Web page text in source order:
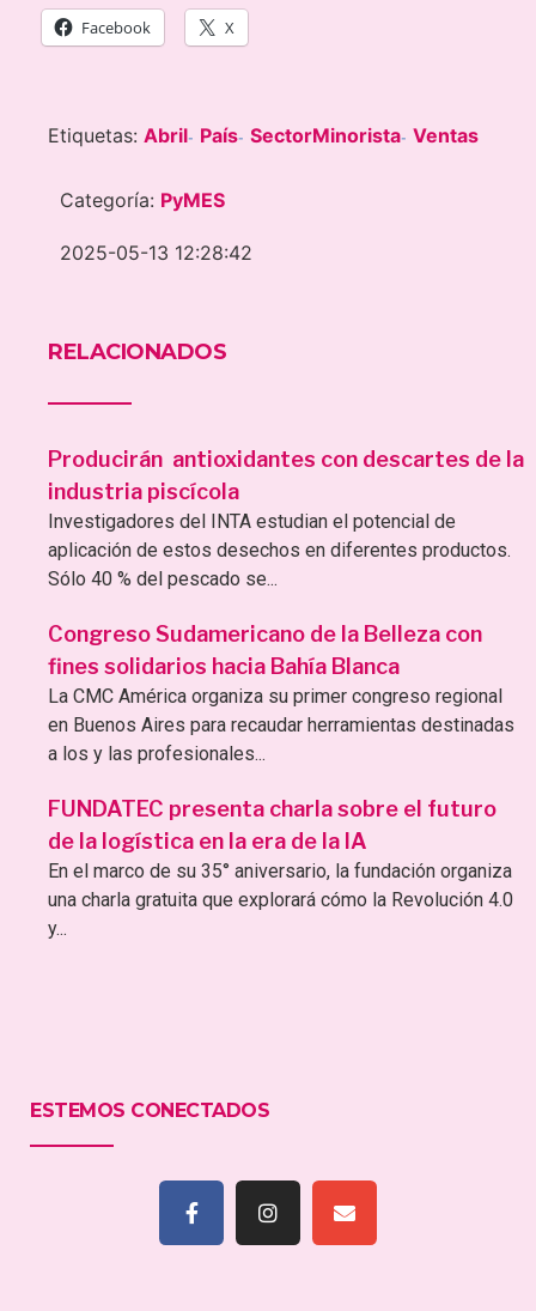
Facebook X
Etiquetas: Abril- País- SectorMinorista- Ventas
Categoría: PyMES
2025-05-13 12:28:42
RELACIONADOS
Producirán antioxidantes con descartes de la
industria piscícola
Investigadores del INTA estudian el potencial de
aplicación de estos desechos en diferentes productos.
Sólo 40 % del pescado se...
Congreso Sudamericano de la Belleza con
fines solidarios hacia Bahía Blanca
La CMC América organiza su primer congreso regional
en Buenos Aires para recaudar herramientas destinadas
a los y las profesionales...
FUNDATEC presenta charla sobre el futuro
de la logística en la era de la IA
En el marco de su 35° aniversario, la fundación organiza
una charla gratuita que explorará cómo la Revolución 4.0
y...
ESTEMOS CONECTADOS